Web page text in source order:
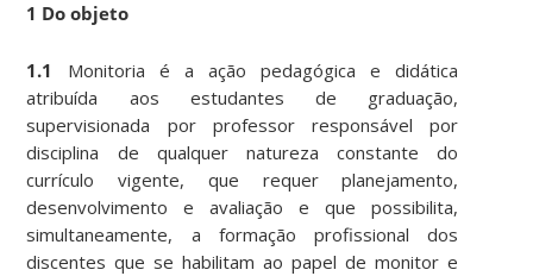
1 Do objeto
1.1
Monitoria é a ação pedagógica e didática
atribuída aos estudantes de graduação,
supervisionada por professor responsável por
disciplina de qualquer natureza constante do
currículo vigente, que requer planejamento,
desenvolvimento e avaliação e que possibilita,
simultaneamente, a formação profissional dos
discentes que se habilitam ao papel de monitor e